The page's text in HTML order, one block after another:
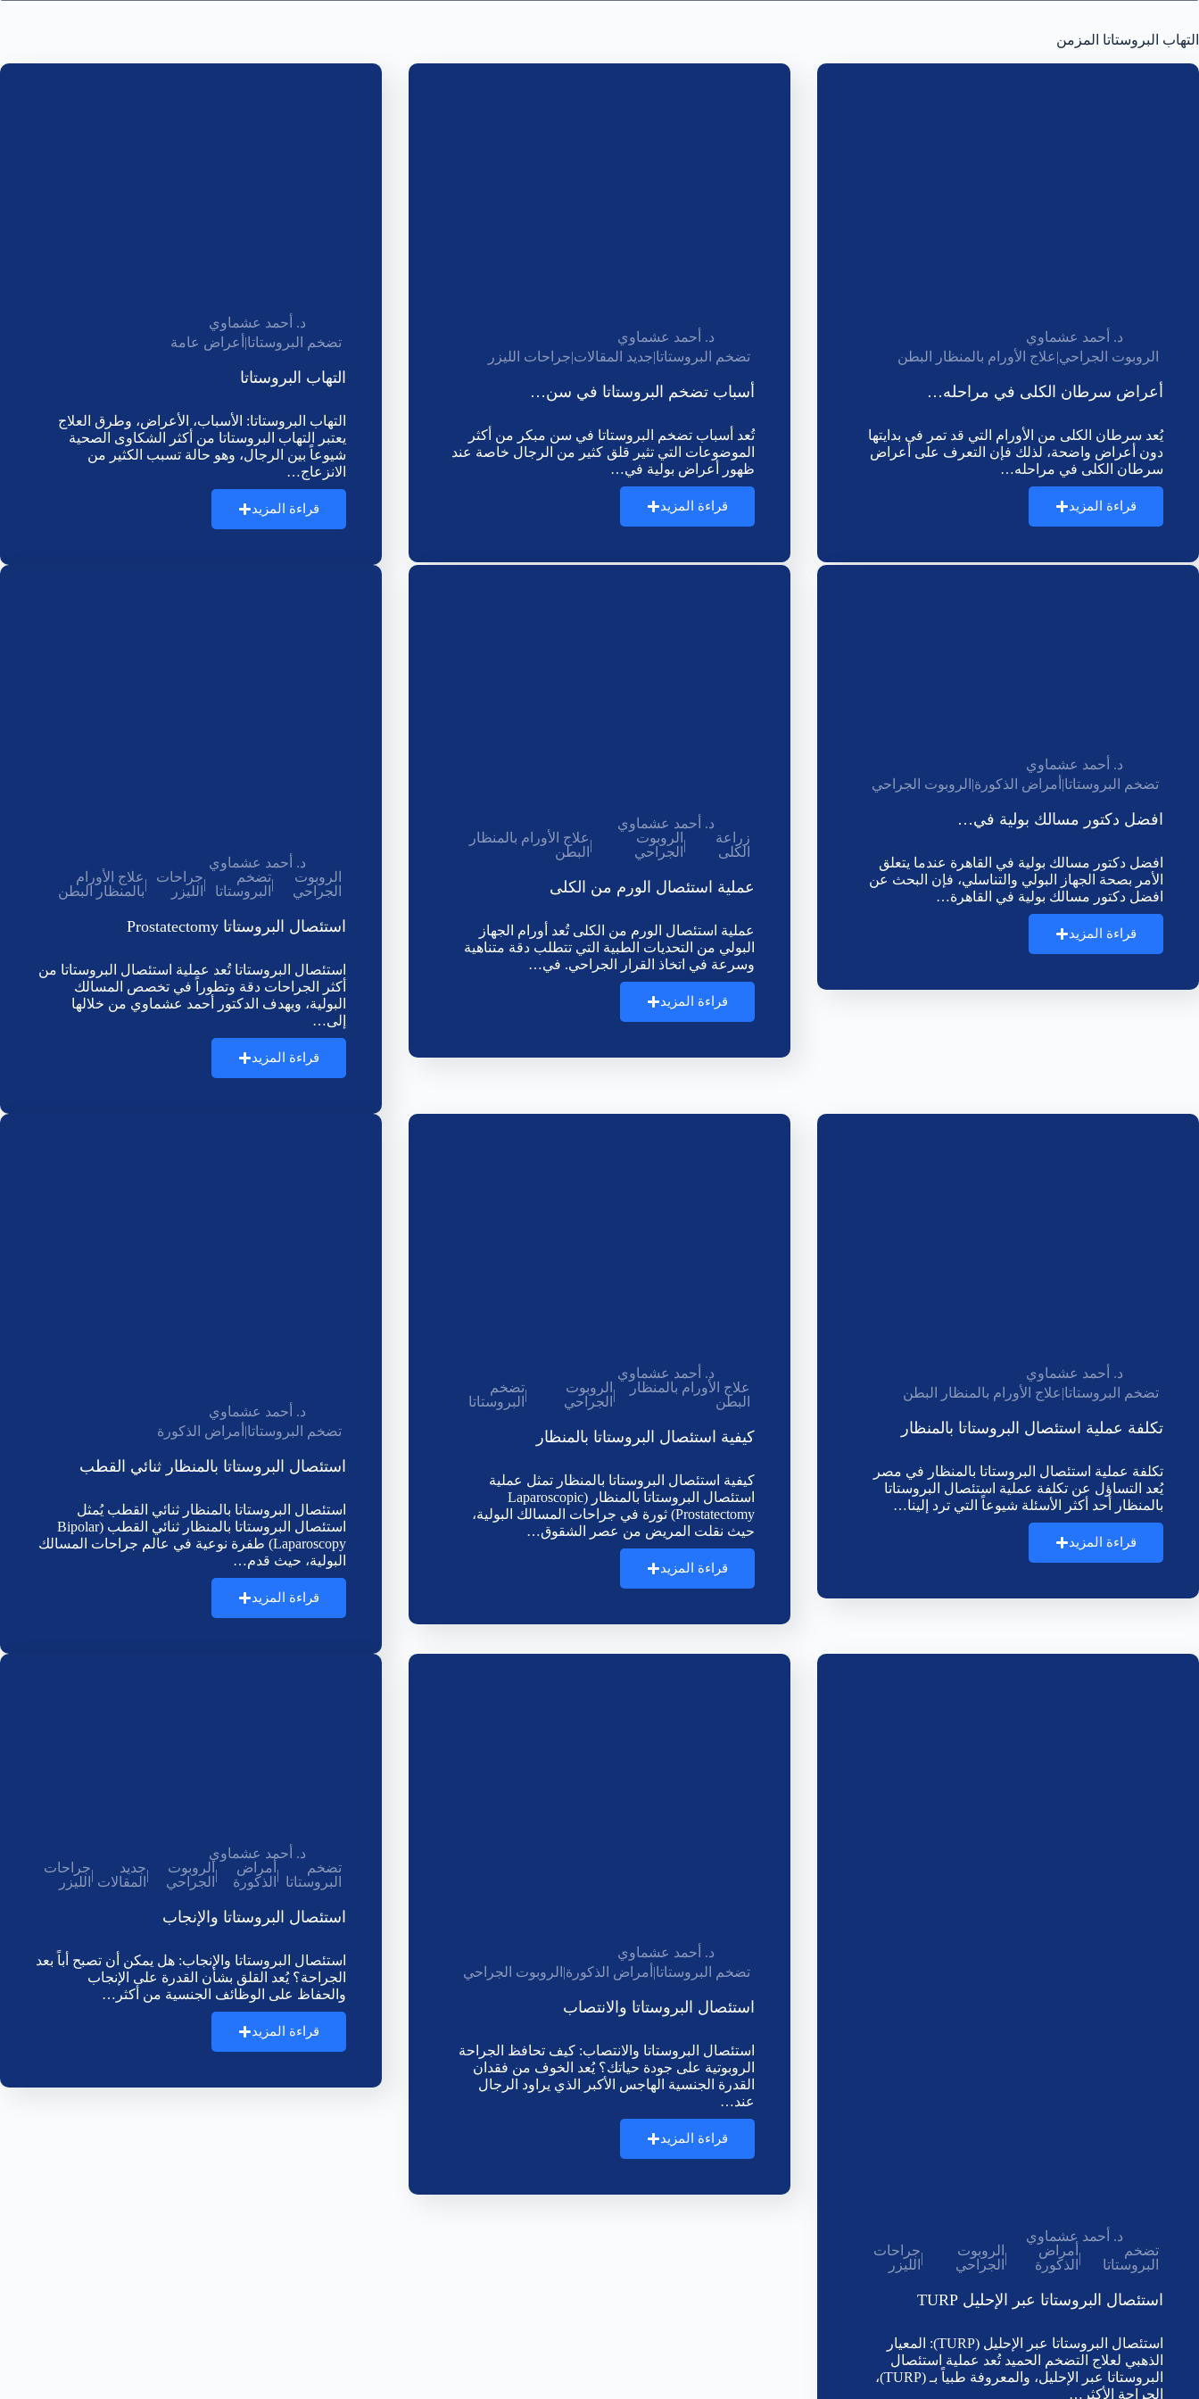
التهاب البروستاتا المزمن
د. أحمد عشماوي
الروبوت الجراحي|علاج الأورام بالمنظار البطن
أعراض سرطان الكلى في مراحله…
يُعد سرطان الكلى من الأورام التي قد تمر في بدايتها
دون أعراض واضحة، لذلك فإن التعرف على أعراض
سرطان الكلى في مراحله…
قراءة المزيد
د. أحمد عشماوي
تضخم البروستاتا|جديد المقالات|جراحات الليزر
أسباب تضخم البروستاتا في سن…
تُعد أسباب تضخم البروستاتا في سن مبكر من أكثر
الموضوعات التي تثير قلق كثير من الرجال خاصة عند
ظهور أعراض بولية في…
قراءة المزيد
د. أحمد عشماوي
تضخم البروستاتا| أعراض عامة
التهاب البروستاتا
التهاب البروستاتا: الأسباب، الأعراض، وطرق العلاج
يعتبر التهاب البروستاتا من أكثر الشكاوى الصحية
شيوعاً بين الرجال، وهو حالة تسبب الكثير من
الانزعاج…
قراءة المزيد
د. أحمد عشماوي
تضخم البروستاتا| أمراض الذكورة| الروبوت الجراحي
افضل دكتور مسالك بولية في…
افضل دكتور مسالك بولية في القاهرة عندما يتعلق
الأمر بصحة الجهاز البولي والتناسلي، فإن البحث عن
افضل دكتور مسالك بولية في القاهرة…
قراءة المزيد
د. أحمد عشماوي
زراعة
الكلى
| الروبوت
الجراحي
|علاج الأورام بالمنظار
البطن
عملية استئصال الورم من الكلى
عملية استئصال الورم من الكلى تُعد أورام الجهاز
البولي من التحديات الطبية التي تتطلب دقة متناهية
وسرعة في اتخاذ القرار الجراحي. في…
قراءة المزيد
د. أحمد عشماوي
الروبوت
الجراحي
|تضخم
البروستاتا
|جراحات
الليزر
|علاج الأورام
بالمنظار البطن
استئصال البروستاتا Prostatectomy
استئصال البروستاتا تُعد عملية استئصال البروستاتا من
أكثر الجراحات دقة وتطوراً في تخصص المسالك
البولية، ويهدف الدكتور أحمد عشماوي من خلالها
إلى…
قراءة المزيد
د. أحمد عشماوي
تضخم البروستاتا|علاج الأورام بالمنظار البطن
تكلفة عملية استئصال البروستاتا بالمنظار
تكلفة عملية استئصال البروستاتا بالمنظار في مصر
يُعد التساؤل عن تكلفة عملية استئصال البروستاتا
بالمنظار أحد أكثر الأسئلة شيوعاً التي ترد إلينا…
قراءة المزيد
د. أحمد عشماوي
علاج الأورام بالمنظار
البطن
| الروبوت
الجراحي
|تضخم
البروستاتا
كيفية استئصال البروستاتا بالمنظار
كيفية استئصال البروستاتا بالمنظار تمثل عملية
استئصال البروستاتا بالمنظار (Laparoscopic
Prostatectomy) ثورة في جراحات المسالك البولية،
حيث نقلت المريض من عصر الشقوق…
قراءة المزيد
د. أحمد عشماوي
تضخم البروستاتا| أمراض الذكورة
استئصال البروستاتا بالمنظار ثنائي القطب
استئصال البروستاتا بالمنظار ثنائي القطب يُمثل
استئصال البروستاتا بالمنظار ثنائي القطب (Bipolar
Laparoscopy) طفرة نوعية في عالم جراحات المسالك
البولية، حيث قدم…
قراءة المزيد
د. أحمد عشماوي
تضخم
البروستاتا
| أمراض
الذكورة
| الروبوت
الجراحي
|جراحات
الليزر
استئصال البروستاتا عبر الإحليل TURP
استئصال البروستاتا عبر الإحليل (TURP): المعيار
الذهبي لعلاج التضخم الحميد تُعد عملية استئصال
البروستاتا عبر الإحليل، والمعروفة طبياً بـ (TURP)،
الجراحة الأكثر…
د. أحمد عشماوي
تضخم البروستاتا| أمراض الذكورة| الروبوت الجراحي
استئصال البروستاتا والانتصاب
استئصال البروستاتا والانتصاب: كيف تحافظ الجراحة
الروبوتية على جودة حياتك؟ يُعد الخوف من فقدان
القدرة الجنسية الهاجس الأكبر الذي يراود الرجال
عند…
قراءة المزيد
د. أحمد عشماوي
تضخم
البروستاتا | أمراض
الذكورة
| الروبوت
الجراحي
|جديد
المقالات |جراحات
الليزر
استئصال البروستاتا والإنجاب
استئصال البروستاتا والإنجاب: هل يمكن أن تصبح أباً بعد
الجراحة؟ يُعد القلق بشأن القدرة على الإنجاب
والحفاظ على الوظائف الجنسية من أكثر…
قراءة المزيد